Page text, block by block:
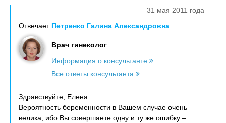
31 мая 2011 года
Отвечает Петренко Галина Александровна:
Врач гинеколог
Информация о консультанте
Все ответы консультанта
Здравствуйте, Елена.
Вероятность беременности в Вашем случае очень
велика, ибо Вы совершаете одну и ту же ошибку –